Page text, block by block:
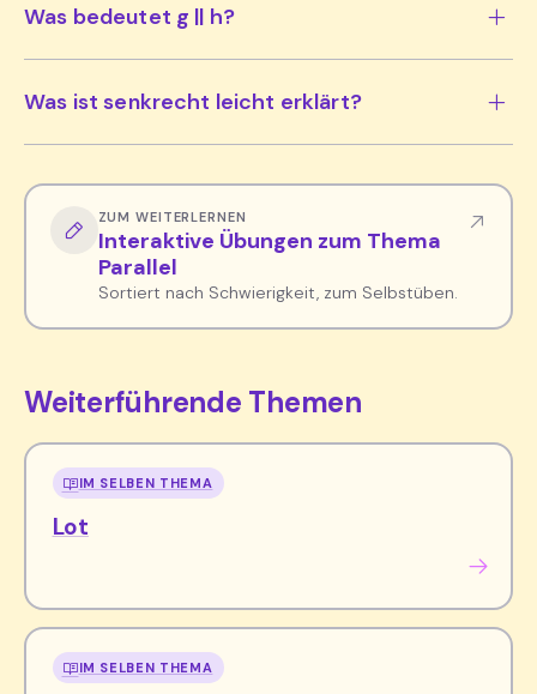
Was bedeutet g || h?
Was ist senkrecht leicht erklärt?
ZUM WEITERLERNEN
Interaktive Übungen zum Thema
Parallel
Sortiert nach Schwierigkeit, zum Selbstüben.
Weiterführende Themen
IM SELBEN THEMA
Lot
IM SELBEN THEMA